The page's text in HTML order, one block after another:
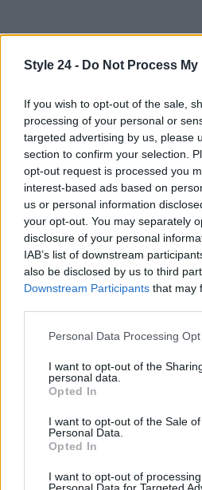
Style 24 - Do Not Process
If you wish to opt-out of the sale,
processing of your personal or
targeted advertising by us, please
section to confirm your selection.
opt-out request is processed you
interest-based ads based on
us or personal information
your opt-out. You may separately
disclosure of your personal
IAB’s list of downstream
also be disclosed by us to third
Downstream Participants that may
Please note that this website/app
not limited to your visit or usage
grant or deny consent to Google
use your data for below specified
consent section.
Personal Data Processing
I want to opt-out of the
personal data.
Opted In
I want to opt-out of the Sale
Personal Data.
Opted In
I want to opt-out of
Personal Data for Targeted
della moda sono puntati su
interessante vedere come
viva la storia di Jil Sander,
tempo porta il marchio
direzioni. La strada davanti
possibilità e, con ogni
noiosa. Sei pronto a
straordinario?
AUTORE